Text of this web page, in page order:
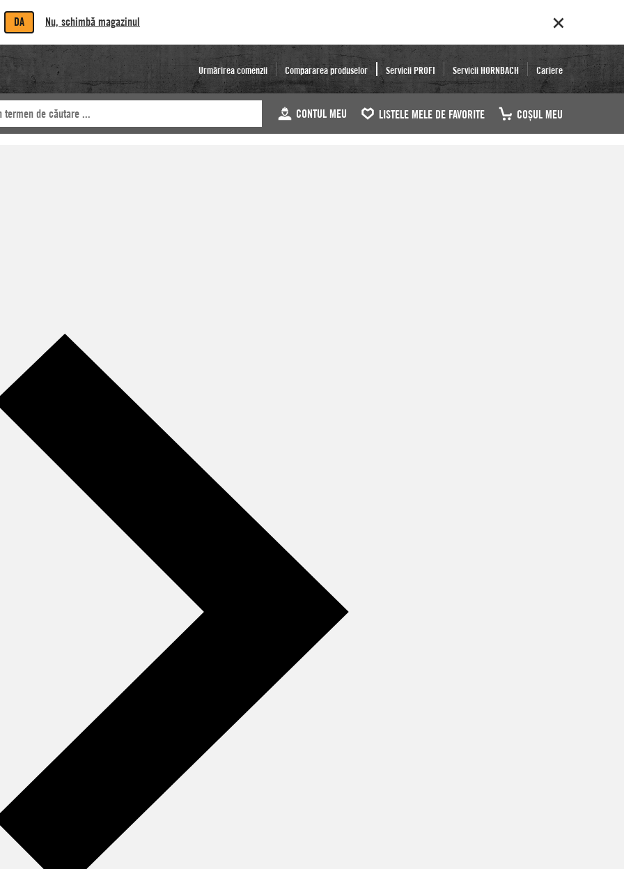
DA Nu, schimbă magazinul
Urmărirea comenzii Compararea produselor Servicii PROFI Servicii HORNBACH Cariere
CONTUL MEU LISTELE MELE DE FAVORITE COŞUL MEU